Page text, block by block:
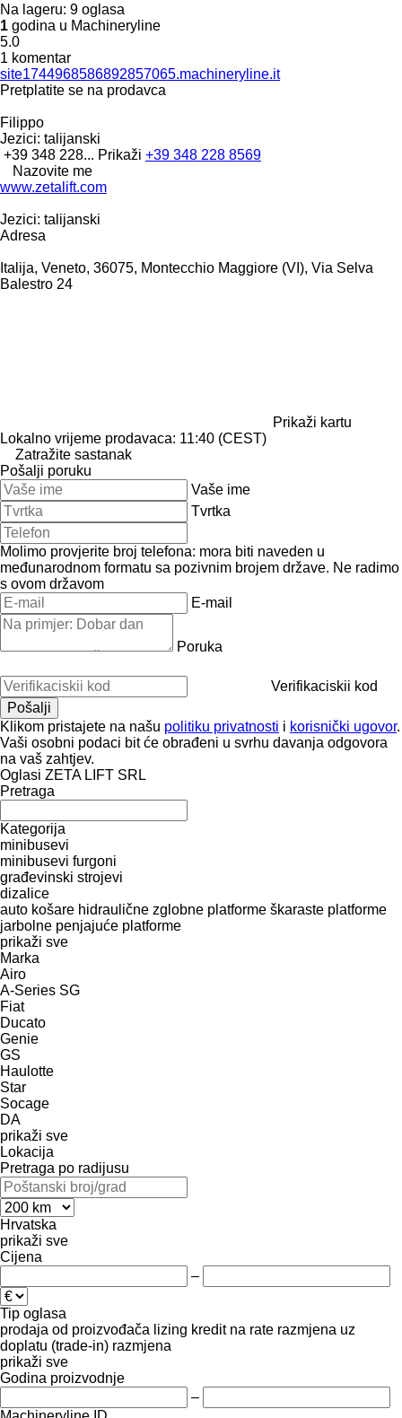
Na lageru: 9 oglasa
1 godina u Machineryline
5.0
1 komentar
site1744968586892857065.machineryline.it
Pretplatite se na prodavca
Filippo
Jezici: talijanski
+39 348 228... Prikaži +39 348 228 8569
Nazovite me
www.zetalift.com
Jezici: talijanski
Adresa
Italija, Veneto, 36075, Montecchio Maggiore (VI), Via Selva
Balestro 24
Prikaži kartu
Lokalno vrijeme prodavaca: 11:40 (CEST)
Zatražite sastanak
Pošalji poruku
Vaše ime
Tvrtka
Molimo provjerite broj telefona: mora biti naveden u
međunarodnom formatu sa pozivnim brojem države. Ne radimo
s ovom državom
E-mail
Poruka
Verifikaciskii kod
Klikom pristajete na našu politiku privatnosti i korisnički ugovor.
Vaši osobni podaci bit će obrađeni u svrhu davanja odgovora
na vaš zahtjev.
Oglasi ZETA LIFT SRL
Pretraga
Kategorija
minibusevi
minibusevi furgoni
građevinski strojevi
dizalice
auto košare hidraulične zglobne platforme škaraste platforme
jarbolne penjajuće platforme
prikaži sve
Marka
Airo
A-Series SG
Fiat
Ducato
Genie
GS
Haulotte
Star
Socage
DA
prikaži sve
Lokacija
Pretraga po radijusu
Hrvatska
prikaži sve
Cijena
–
Tip oglasa
prodaja od proizvođača lizing kredit na rate razmjena uz
doplatu (trade-in) razmjena
prikaži sve
Godina proizvodnje
–